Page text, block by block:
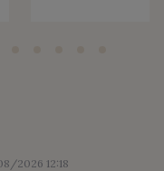
2026 12:18